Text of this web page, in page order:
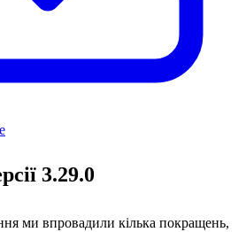
3.29.0
ми впровадили кілька покращень,